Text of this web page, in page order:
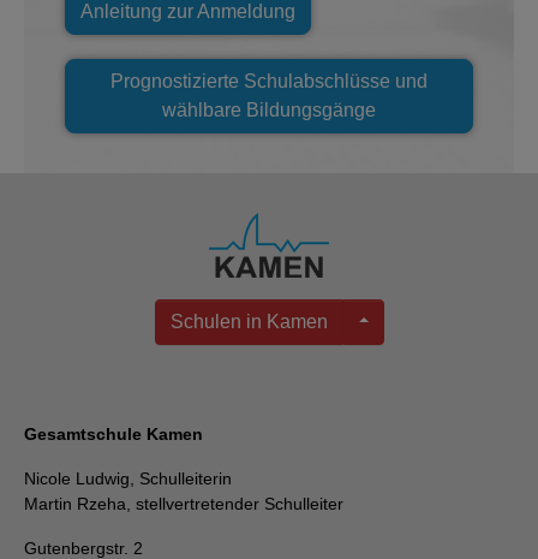
Anleitung zur Anmeldung
Prognostizierte Schulabschlüsse und
wählbare Bildungsgänge
Schulen in Kamen
Gesamtschule Kamen
Nicole Ludwig, Schulleiterin
Martin Rzeha, stellvertretender Schulleiter
Gutenbergstr. 2